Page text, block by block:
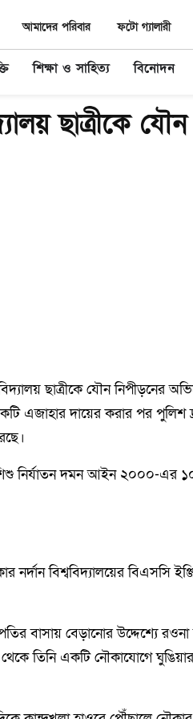
আমাদের পরিবার ফটো গ্যালারী
শিক্ষা ও সাহিত্য বিনোদন
ছাত্রীকে
ছাত্রীকে যৌন নিপীড়নের
এজাহার দায়ের করার পর পুলিশ
নির্যাতন দমন আইন ২০০০-এর
নর্দান বিশ্ববিদ্যালয়ের বিএসসি
বাসায় বেড়ানোর উদ্দেশ্যে
তিনি একটি নৌকাযোগে